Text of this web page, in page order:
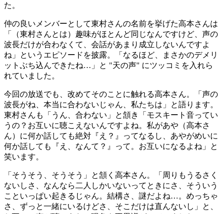
た。
仲の良いメンバーとして東村さんの名前を挙げた高本さんは
「（東村さんとは）趣味がほとんど同じなんですけど、声の
波長だけが合わなくて、会話があまり成立しないんですよ
ね」というエピソードを披露。「なるほど、まさかのデメリ
ットぶち込んできたね…」と "天の声" にツッコミを入れら
れていました。
今回の放送でも、改めてそのことに触れる高本さん。「声の
波長がね、本当に合わないじゃん、私たちは」と語ります。
東村さんも「うん、合わない」と頷き「モスキート音ってい
うの？お互いに聴こえないんですよね。私があや（高本さ
ん）に何か話しても絶対『え？』ってなるし、あやがめいに
何か話しても『え、なんて？』って。お互いになるよね」と
笑います。
「そうそう、そうそう」と頷く高本さん。「周りもうるさく
ないしさ、なんなら二人しかいないってときにさ、そういう
こといっぱい起きるじゃん。結構さ、謎だよね…。めっちゃ
さ、ずっと一緒にいるけどさ、そこだけは直んないし」と、